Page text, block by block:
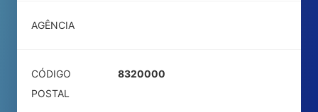
AGÊNCIA
CÓDIGO
POSTAL
8320000